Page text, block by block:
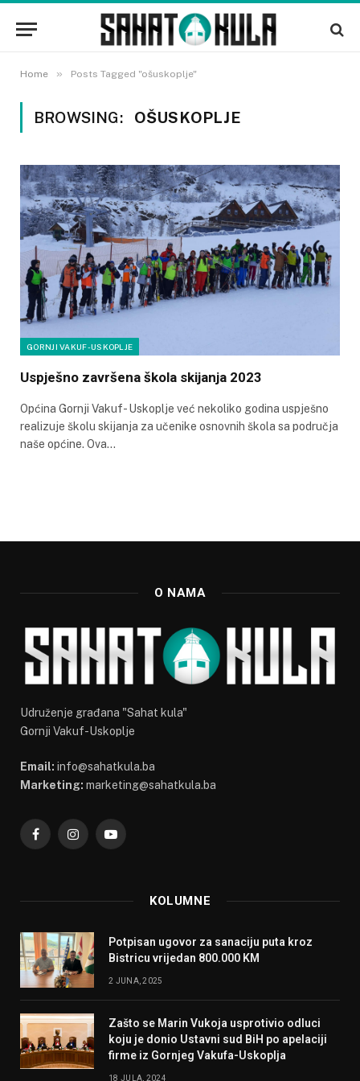
Home » Posts Tagged "ošuskoplje"
BROWSING: OŠUSKOPLJE
GORNJI VAKUF-USKOPLJE
Uspješno završena škola skijanja 2023
Općina Gornji Vakuf- Uskoplje već nekoliko godina uspješno
realizuje školu skijanja za učenike osnovnih škola sa područja
naše općine. Ova…
O NAMA
Udruženje građana "Sahat kula"
Gornji Vakuf-Uskoplje
Email: info@sahatkula.ba
Marketing: marketing@sahatkula.ba
FacebookInstagramYouTube
KOLUMNE
Potpisan ugovor za sanaciju puta kroz
Bistricu vrijedan 800.000 KM
2 JUNA, 2025
Zašto se Marin Vukoja usprotivio odluci
koju je donio Ustavni sud BiH po apelaciji
firme iz Gornjeg Vakufa-Uskoplja
18 JULA, 2024